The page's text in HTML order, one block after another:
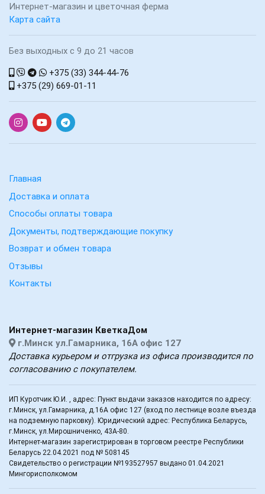
Интернет-магазин и цветочная ферма
Карта сайта
Без выходных с 9 до 21 часов
+375 (33) 344-44-76
+375 (29) 669-01-11
Главная
Доставка и оплата
Способы оплаты товара
Документы, подтверждающие покупку
Возврат и обмен товара
Отзывы
Контакты
Интернет-магазин КветкаДом
г.Минск ул.Гамарника, 16А офис 127
Доставка курьером и отгрузка из офиса производится по
согласованию с покупателем.
ИП Куротчик Ю.И. , адрес: Пункт выдачи заказов находится по адресу:
г.Минск, ул.Гамарника, д.16А офис 127 (вход по лестнице возле въезда
на подземную парковку). Юридический адрес: Республика Беларусь,
г.Минск, ул.Мирошниченко, 43А-80.
Интернет-магазин зарегистрирован в торговом реестре Республики
Беларусь 22.04.2021 под № 508145
Свидетельство о регистрации №193527957 выдано 01.04.2021
Мингорисполкомом